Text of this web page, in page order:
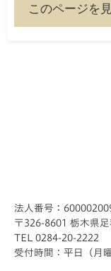
このページを
法人番号：
〒326-8601 栃木県
TEL 0284-20-2222
受付時間：平日（月